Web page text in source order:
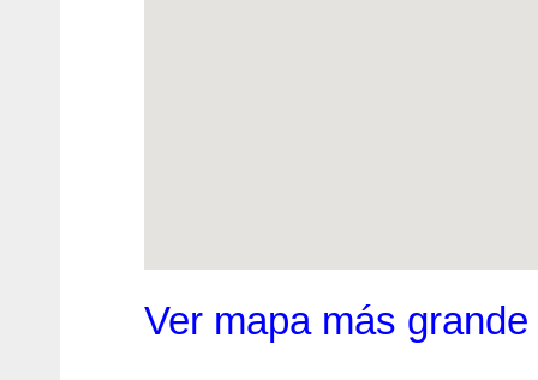
Ver mapa más grande